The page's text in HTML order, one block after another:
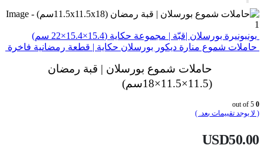
بونبونيرة بورسلان |قبّة | مجموعة حكاية (15.4×15.4×22 سم)
حاملات شموع منارة ديكور بورسلان حكاية | قطعة رمضانية فاخرة
حاملات شموع بورسلان | قبة رمضان
(11.5×11.5×18سم)
0
( لا يوجد تقييمات بعد. )
USD50.00